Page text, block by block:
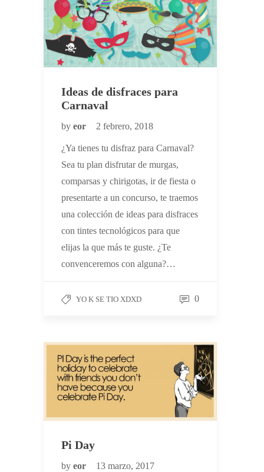
Ideas de disfraces para
Carnaval
by eor 2 febrero, 2018
¿Ya tienes tu disfraz para Carnaval?
Sea tu plan disfrutar de murgas,
comparsas y chirigotas, ir de fiesta o
presentarte a un concurso, te traemos
una colección de ideas para disfraces
con tintes tecnológicos para que
elijas la que más te guste. ¿Te
convenceremos con alguna?…
YO K SE TIO XDXD 0
Pi Day
by eor 13 marzo, 2017